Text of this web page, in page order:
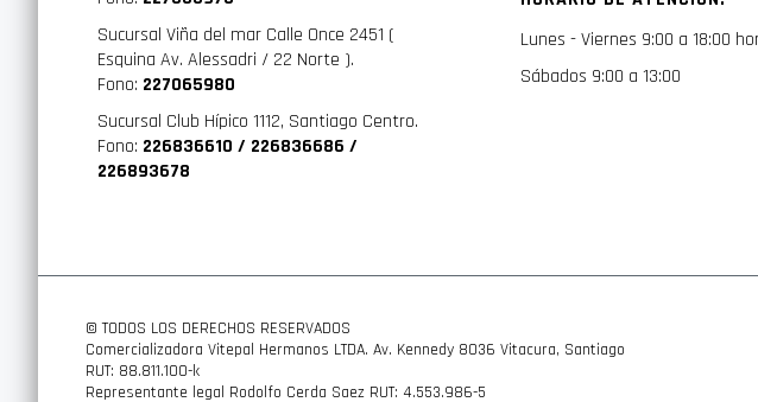
Sucursal Viña del mar Calle Once 2451 (
Esquina Av. Alessadri / 22 Norte ).
Fono: 227065980
Sucursal Club Hípico 1112, Santiago Centro.
Fono: 226836610 / 226836686 /
226893678
Lunes - Viernes 9:00 a 18:00
Sábados 9:00 a 13:00
© TODOS LOS DERECHOS RESERVADOS
Comercializadora Vitepal Hermanos LTDA. Av. Kennedy 8036 Vitacura, Santiago
RUT: 88.811.100-k
Representante legal Rodolfo Cerda Saez RUT: 4.553.986-5